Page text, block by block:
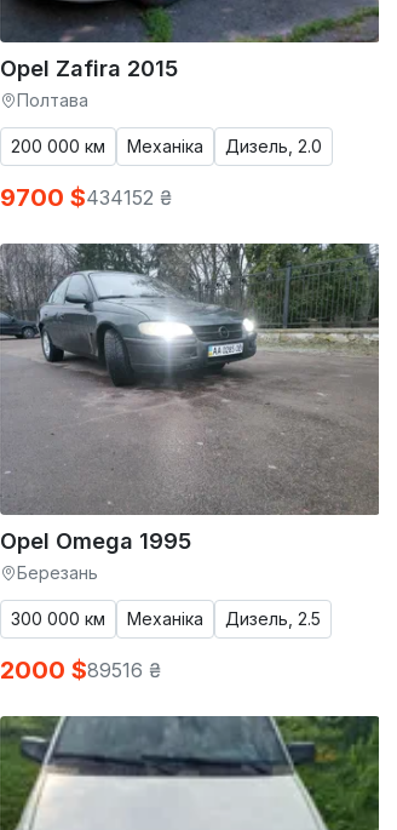
Opel Zafira 2015
Полтава
200 000 км Механіка Дизель, 2.0
9700 $434152 ₴
Opel Omega 1995
Березань
300 000 км Механіка Дизель, 2.5
2000 $89516 ₴